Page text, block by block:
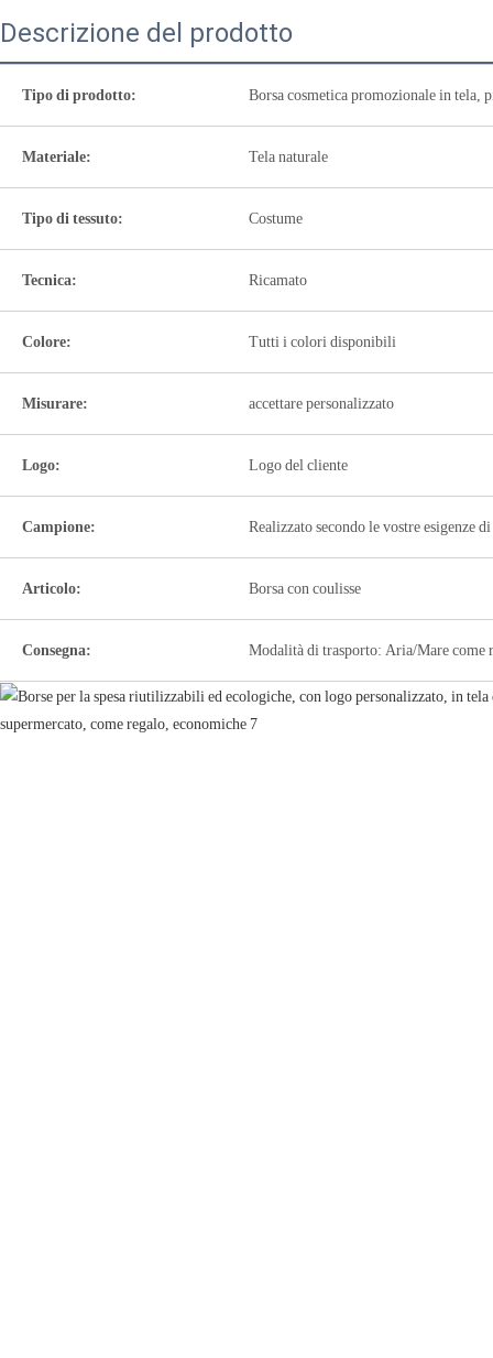
Descrizione del prodotto
Tipo di prodotto: Borsa cosmetica promozionale in tela,
Materiale: Tela naturale
Tipo di tessuto: Costume
Tecnica: Ricamato
Colore: Tutti i colori disponibili
Misurare: accettare personalizzato
Logo: Logo del cliente
Campione: Realizzato secondo le vostre esigenze
Articolo: Borsa con coulisse
Consegna: Modalità di trasporto: Aria/Mare come